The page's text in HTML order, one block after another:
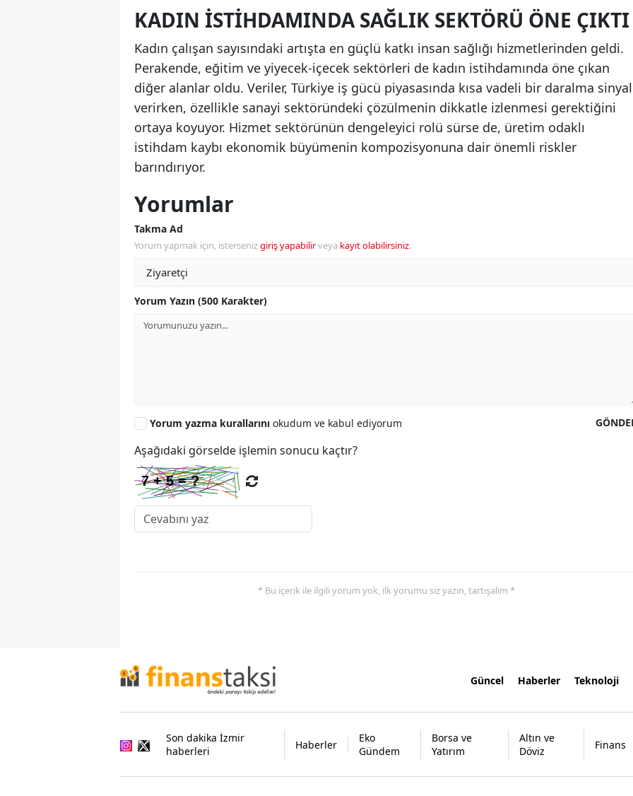
KADIN ISTIHDAMINDA SAĞLIK SEKTÖRÜ ÖNE ÇIKTI
Kadın çalışan sayısındaki artışta en güçlü katkı insan sağlığı hizmetlerinden geldi.
Perakende, eğitim ve yiyecek-içecek sektörleri de kadın istihdamında öne çıkan
diğer alanlar oldu. Veriler, Türkiye iş gücü piyasasında kısa vadeli bir daralma
verirken, özellikle sanayi sektöründeki çözülmenin dikkatle izlenmesi gerektiğini
ortaya koyuyor. Hizmet sektörünün dengeleyici rolü sürse de, üretim odaklı
istihdam kaybı ekonomik büyümenin kompozisyonuna dair önemli riskler
barındırıyor.
Yorumlar
Takma Ad
Yorum yapmak için, istersenizgiriş yapabilirveya kayıt olabilirsiniz.
Yorum Yazın (500 Karakter)
Yorum yazma kurallarını okudum ve kabul ediyorum
Aşağıdaki görselde işlemin sonucu kaçtır?
* Bu içerik ile ilgili yorum yok, ilk yorumu siz yazın, tartışalım *
Güncel Haberler Teknoloji
Son dakika İzmir
haberleri
Haberler
Eko
Gündem
Borsa ve
Yatırım
Altın ve
Döviz
Finans